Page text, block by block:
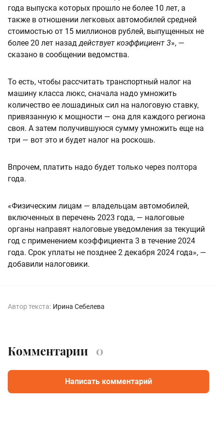
года выпуска которых прошло не более 10 лет, а
также в отношении легковых автомобилей средней
стоимостью от 15 миллионов рублей, выпущенных не
более 20 лет назаддействует коэффициент 3», —
сказано в сообщении ведомства.
То есть, чтобы рассчитать транспортный налог на
машину класса люкс, сначала надо умножить
количество ее лошадиных сил на налоговую ставку,
привязанную к мощности — она для каждого региона
своя. А затем получившуюся сумму умножить еще на
три — вот это и будет налог на роскошь.
Впрочем, платить надо будет только через полтора
года.
«Физическим лицам — владельцам автомобилей,
включенных в перечень 2023 года, — налоговые
органы направят налоговые уведомления за текущий
год с применением коэффициента 3 в течение 2024
года. Срок уплаты не позднее 2 декабря 2024 года», —
добавили налоговики.
Автор текста: Ирина Себелева
Комментарии 0
Написать комментарий